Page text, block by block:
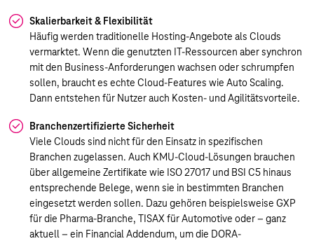
Skalierbarkeit & Flexibilität
Häufig werden traditionelle Hosting-Angebote als Clouds
vermarktet. Wenn die genutzten IT-Ressourcen aber synchron
mit den Business-Anforderungen wachsen oder schrumpfen
sollen, braucht es echte Cloud-Features wie Auto Scaling.
Dann entstehen für Nutzer auch Kosten- und Agilitätsvorteile.
Branchenzertifizierte Sicherheit
Viele Clouds sind nicht für den Einsatz in spezifischen
Branchen zugelassen. Auch KMU-Cloud-Lösungen brauchen
über allgemeine Zertifikate wie ISO 27017 und BSI C5 hinaus
entsprechende Belege, wenn sie in bestimmten Branchen
eingesetzt werden sollen. Dazu gehören beispielsweise GXP
für die Pharma-Branche, TISAX für Automotive oder – ganz
aktuell – ein Financial Addendum, um die DORA-